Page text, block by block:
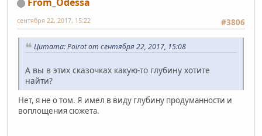
#3806
сентября 22, 2017, 15:22
Цитата: Poirot от сентября 22, 2017, 15:08
А вы в этих сказочках какую-то глубину хотите
найти?
Нет, я не о том. Я имел в виду глубину продуманности и
воплощения сюжета.